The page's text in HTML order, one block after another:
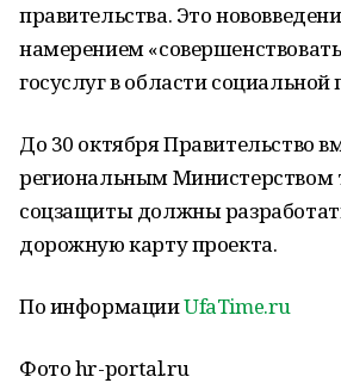
правительства. Это
намерением
госуслуг в области
До 30 октября Правительство
региональным Министерством
соцзащиты должны
дорожную карту проекта.
По информацииUfaTime.ru
Фото hr-portal.ru